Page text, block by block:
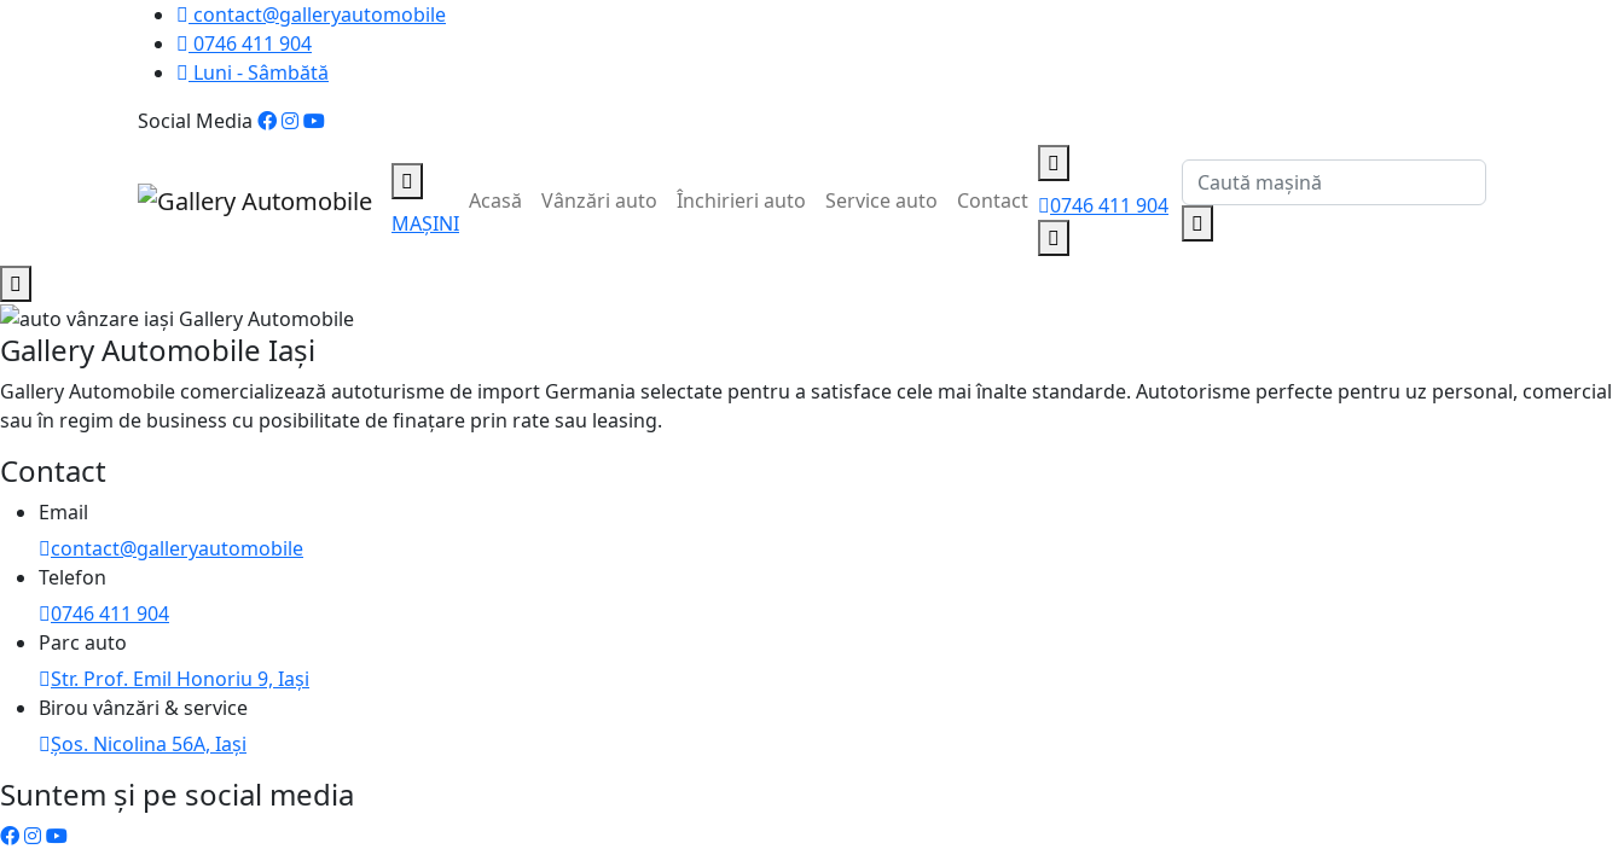
contact@galleryautomobile
0746 411 904
Luni - Sâmbătă
Social Media
MAȘINI
Acasă Vânzări auto Închirieri auto Service auto Contact 0746 411 904
Gallery Automobile Iași
Gallery Automobile comercializează autoturisme de import Germania selectate pentru a satisface cele mai înalte standarde. Autotorisme perfecte pentru uz personal, comercial
sau în regim de business cu posibilitate de finațare prin rate sau leasing.
Contact
Email
contact@galleryautomobile
Telefon
0746 411 904
Parc auto
Str. Prof. Emil Honoriu 9, Iași
Birou vânzări & service
Șos. Nicolina 56A, Iași
Suntem și pe social media